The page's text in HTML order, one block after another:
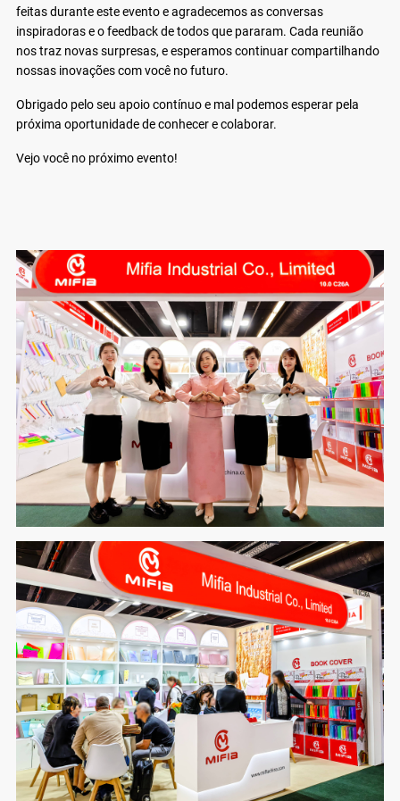
feitas durante este evento e agradecemos as conversas
inspiradoras e o feedback de todos que pararam. Cada reunião
nos traz novas surpresas, e esperamos continuar compartilhando
nossas inovações com você no futuro.
Obrigado pelo seu apoio contínuo e mal podemos esperar pela
próxima oportunidade de conhecer e colaborar.
Vejo você no próximo evento!